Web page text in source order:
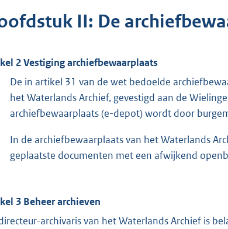
II: De
2 Vestiging archiefbewaarplaats
De in artikel 31 van de wet bedoelde
het Waterlands Archief, gevestigd aan de
archiefbewaarplaats (e-depot) wordt door
In de archiefbewaarplaats van het Waterlands
geplaatste documenten met een afwijkend
3 Beheer archieven
archivaris van het Waterlands Archief is